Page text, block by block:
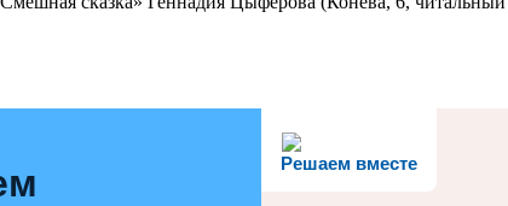
Решаем вместе